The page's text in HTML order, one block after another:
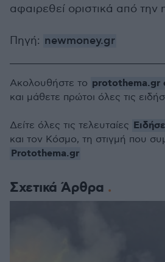
αφαιρεθεί οριστικά από την
Πηγή: newmoney.gr
Σχετικά Άρθρα
Ακολουθήστε το protothema.gr
και μάθετε πρώτοι όλες τις
Δείτε όλες τις τελευταίες
και τον Κόσμο, τη στιγμή που
Protothema.gr